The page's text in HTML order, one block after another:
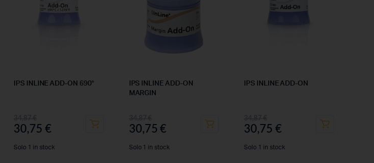
IPS INLINE ADD-ON 690°
30,75 €
Solo 1 in stock
IPS INLINE ADD-ON
MARGIN
30,75€
Solo 1 in stock
IPS INLINE ADD-ON
30,75€
Solo 1 in stock